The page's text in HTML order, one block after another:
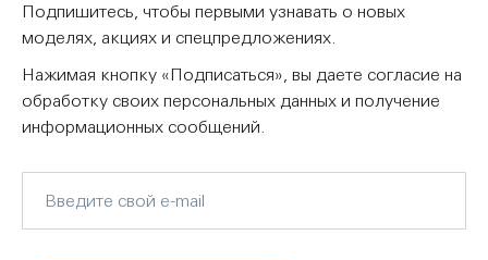
Подпишитесь, чтобы первыми узнавать о новых
моделях, акциях и спецпредложениях.
Нажимая кнопку «Подписаться», вы даете согласие на
обработку своих персональных данных и получение
информационных сообщений.